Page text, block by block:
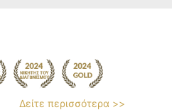
Δείτε περισσότερα >>